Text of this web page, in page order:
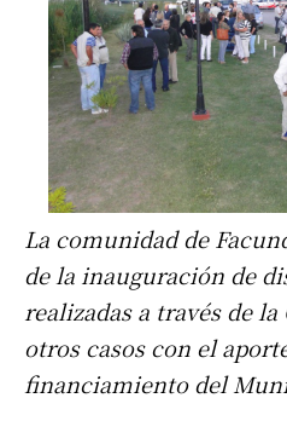
La comunidad de
de la inauguración de
realizadas a través de
otros casos con el
financiamiento del